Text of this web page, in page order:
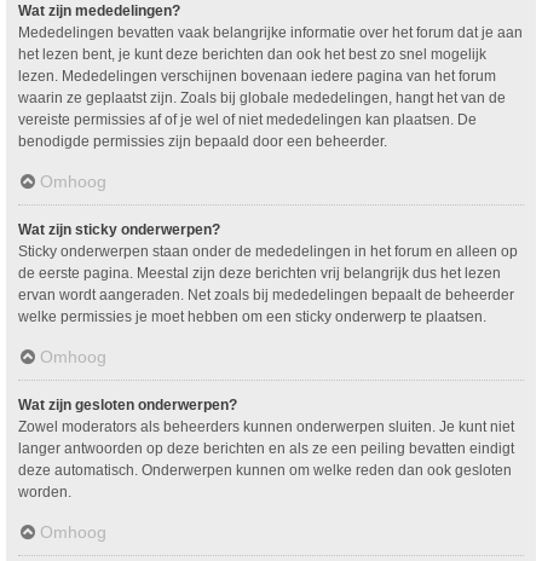
Wat zijn mededelingen?
Mededelingen bevatten vaak belangrijke informatie over het forum dat je aan
het lezen bent, je kunt deze berichten dan ook het best zo snel mogelijk
lezen. Mededelingen verschijnen bovenaan iedere pagina van het forum
waarin ze geplaatst zijn. Zoals bij globale mededelingen, hangt het van de
vereiste permissies af of je wel of niet mededelingen kan plaatsen. De
benodigde permissies zijn bepaald door een beheerder.
Omhoog
Wat zijn sticky onderwerpen?
Sticky onderwerpen staan onder de mededelingen in het forum en alleen op
de eerste pagina. Meestal zijn deze berichten vrij belangrijk dus het lezen
ervan wordt aangeraden. Net zoals bij mededelingen bepaalt de beheerder
welke permissies je moet hebben om een sticky onderwerp te plaatsen.
Omhoog
Wat zijn gesloten onderwerpen?
Zowel moderators als beheerders kunnen onderwerpen sluiten. Je kunt niet
langer antwoorden op deze berichten en als ze een peiling bevatten eindigt
deze automatisch. Onderwerpen kunnen om welke reden dan ook gesloten
worden.
Omhoog